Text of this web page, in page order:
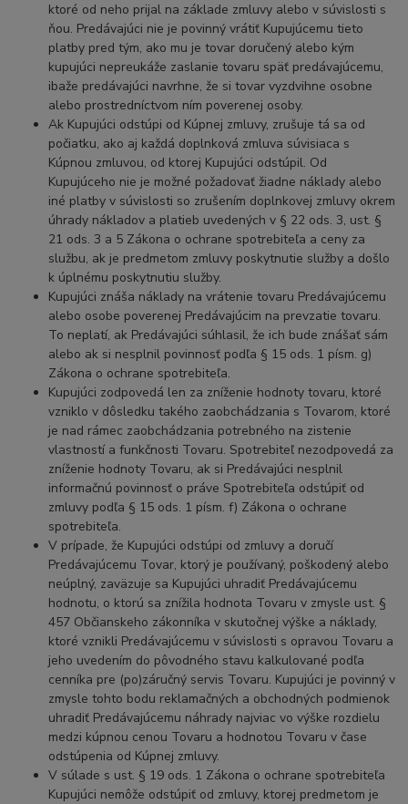
ktoré od neho prijal na základe zmluvy alebo v súvislosti s
ňou. Predávajúci nie je povinný vrátiť Kupujúcemu tieto
platby pred tým, ako mu je tovar doručený alebo kým
kupujúci nepreukáže zaslanie tovaru späť predávajúcemu,
ibaže predávajúci navrhne, že si tovar vyzdvihne osobne
alebo prostredníctvom ním poverenej osoby.
Ak Kupujúci odstúpi od Kúpnej zmluvy, zrušuje tá sa od
počiatku, ako aj každá doplnková zmluva súvisiaca s
Kúpnou zmluvou, od ktorej Kupujúci odstúpil. Od
Kupujúceho nie je možné požadovať žiadne náklady alebo
iné platby v súvislosti so zrušením doplnkovej zmluvy okrem
úhrady nákladov a platieb uvedených v § 22 ods. 3, ust. §
21 ods. 3 a 5 Zákona o ochrane spotrebiteľa a ceny za
službu, ak je predmetom zmluvy poskytnutie služby a došlo
k úplnému poskytnutiu služby.
Kupujúci znáša náklady na vrátenie tovaru Predávajúcemu
alebo osobe poverenej Predávajúcim na prevzatie tovaru.
To neplatí, ak Predávajúci súhlasil, že ich bude znášať sám
alebo ak si nesplnil povinnosť podľa § 15 ods. 1 písm. g)
Zákona o ochrane spotrebiteľa.
Kupujúci zodpovedá len za zníženie hodnoty tovaru, ktoré
vzniklo v dôsledku takého zaobchádzania s Tovarom, ktoré
je nad rámec zaobchádzania potrebného na zistenie
vlastností a funkčnosti Tovaru. Spotrebiteľ nezodpovedá za
zníženie hodnoty Tovaru, ak si Predávajúci nesplnil
informačnú povinnosť o práve Spotrebiteľa odstúpiť od
zmluvy podľa § 15 ods. 1 písm. f) Zákona o ochrane
spotrebiteľa.
V prípade, že Kupujúci odstúpi od zmluvy a doručí
Predávajúcemu Tovar, ktorý je používaný, poškodený alebo
neúplný, zaväzuje sa Kupujúci uhradiť Predávajúcemu
hodnotu, o ktorú sa znížila hodnota Tovaru v zmysle ust. §
457 Občianskeho zákonníka v skutočnej výške a náklady,
ktoré vznikli Predávajúcemu v súvislosti s opravou Tovaru a
jeho uvedením do pôvodného stavu kalkulované podľa
cenníka pre (po)záručný servis Tovaru. Kupujúci je povinný v
zmysle tohto bodu reklamačných a obchodných podmienok
uhradiť Predávajúcemu náhrady najviac vo výške rozdielu
medzi kúpnou cenou Tovaru a hodnotou Tovaru v čase
odstúpenia od Kúpnej zmluvy.
V súlade s ust. § 19 ods. 1 Zákona o ochrane spotrebiteľa
Kupujúci nemôže odstúpiť od zmluvy, ktorej predmetom je